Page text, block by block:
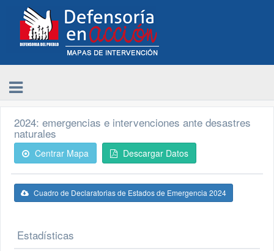
2024: emergencias e intervenciones ante desastres
naturales
Centrar Mapa Descargar Datos
Cuadro de Declaratorias de Estados de Emergencia 2024
Estadísticas